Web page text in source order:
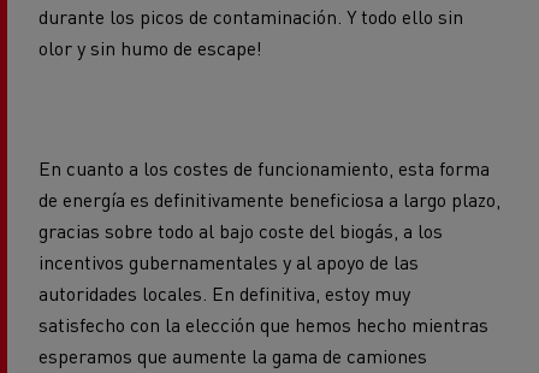
durante los picos de contaminación. Y todo ello sin
olor y sin humo de escape!
En cuanto a los costes de funcionamiento, esta forma
de energía es definitivamente beneficiosa a largo plazo,
gracias sobre todo al bajo coste del biogás, a los
incentivos gubernamentales y al apoyo de las
autoridades locales. En definitiva, estoy muy
satisfecho con la elección que hemos hecho mientras
esperamos que aumente la gama de camiones